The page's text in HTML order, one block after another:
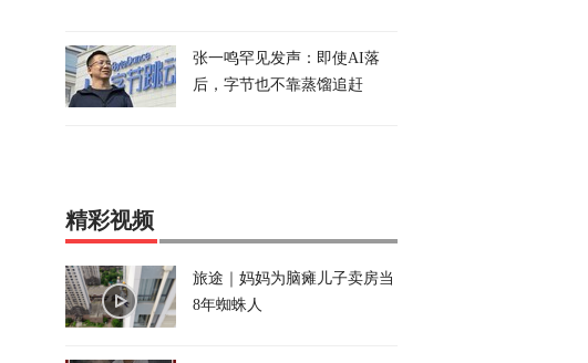
张一鸣罕见发声：即使AI落
后，字节也不靠蒸馏追赶
精彩视频
旅途｜妈妈为脑瘫儿子卖房当
8年蜘蛛人